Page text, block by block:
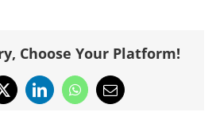
Choose Your Platform!
X LinkedInWhatsApp
Email